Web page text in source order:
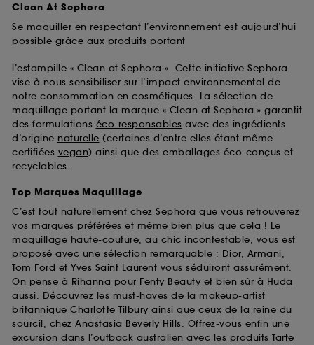
Clean At Sephora
Se maquiller en respectant l’environnement est aujourd’hui
possible grâce aux produits portant
l’estampille « Clean at Sephora ». Cette initiative Sephora
vise à nous sensibiliser sur l’impact environnemental de
notre consommation en cosmétiques. La sélection de
maquillage portant la marque « Clean at Sephora » garantit
des formulations éco-responsables avec des ingrédients
d’origine naturelle (certaines d’entre elles étant même
certifiées vegan) ainsi que des emballages éco-conçus et
recyclables.
Top Marques Maquillage
C’est tout naturellement chez Sephora que vous retrouverez
vos marques préférées et même bien plus que cela ! Le
maquillage haute-couture, au chic incontestable, vous est
proposé avec une sélection remarquable : Dior, Armani,
Tom Ford et Yves Saint Laurent vous séduiront assurément.
On pense à Rihanna pour Fenty Beauty et bien sûr à Huda
aussi. Découvrez les must-haves de la makeup-artist
britannique Charlotte Tilbury ainsi que ceux de la reine du
sourcil, chez Anastasia Beverly Hills. Offrez-vous enfin une
excursion dans l’outback australien avec les produits Tarte